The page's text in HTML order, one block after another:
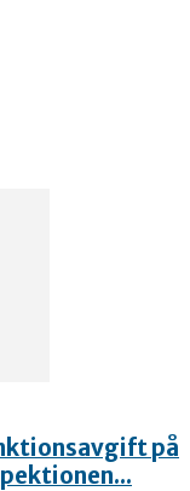
på